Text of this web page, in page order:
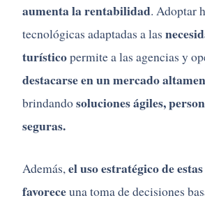
aumentalarentabilidad. Adoptar
tecnológicas adaptadas alas
turísticopermitealas agencias y
destacarseenunmercado
brindandosolucioneságiles,
seguras.
Además,elusoestratégicodeestas
favoreceunatomadedecisiones